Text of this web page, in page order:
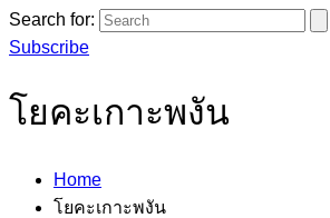
Search for:
Subscribe
โยคะเกาะพงัน
Home
โยคะเกาะพงัน